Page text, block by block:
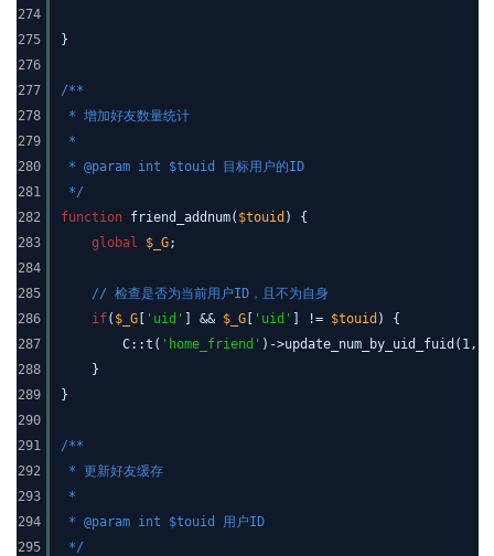
274
275
276
277
278
279
280
281
282
283
284
285
286
287
288
289
290
291
292
293
294
295
}
/**
* 增加好友数量统计
*
* @param int $touid 目标用户的ID
*/
function friend_addnum( $touid ) {
global
$_G;
// 检查是否为当前用户ID，且不为自身
if( $_G 'uid' ] && $_G 'uid' ] != $touid ) {
C::t( 'home_friend' )->update_num_by_uid_fuid(1,
}
}
/**
* 更新好友缓存
*
* @param int $touid 用户ID
*/